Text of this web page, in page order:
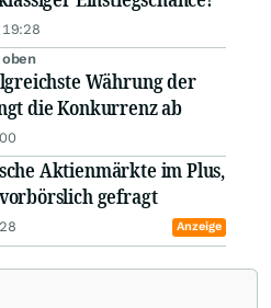
Währung der
die Konkurrenz ab
Aktienmärkte im Plus,
gefragt
Anzeige